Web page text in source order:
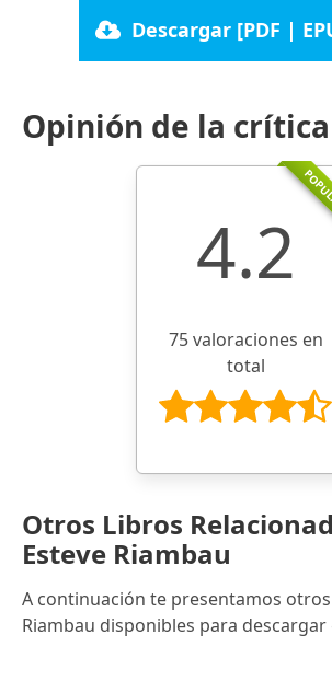
Descargar [PDF |
Opinión de la crítica
4.2
75 valoraciones en
total
Otros Libros
Esteve Riambau
A continuación te presentamos
Riambau disponibles para